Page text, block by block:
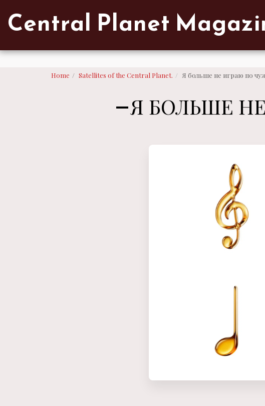
Central Planet
Home Satellites of the Central Planet. Я больше не играю по
Я БОЛЬШЕ